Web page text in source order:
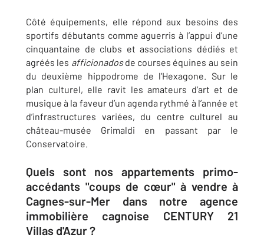
Côté équipements, elle répond aux besoins des
sportifs débutants comme aguerris à l’appui d’une
cinquantaine de clubs et associations dédiés et
agréés les afficionadosde courses équines au sein
du deuxième hippodrome de l’Hexagone. Sur le
plan culturel, elle ravit les amateurs d’art et de
musique à la faveur d’un agenda rythmé à l’année et
d’infrastructures variées, du centre culturel au
château-musée Grimaldi en passant par le
Conservatoire.
Quels sont nos appartements primo-
accédants "coups de cœur" à vendre à
Cagnes-sur-Mer dans notre agence
immobilière cagnoise CENTURY 21
Villas d'Azur ?